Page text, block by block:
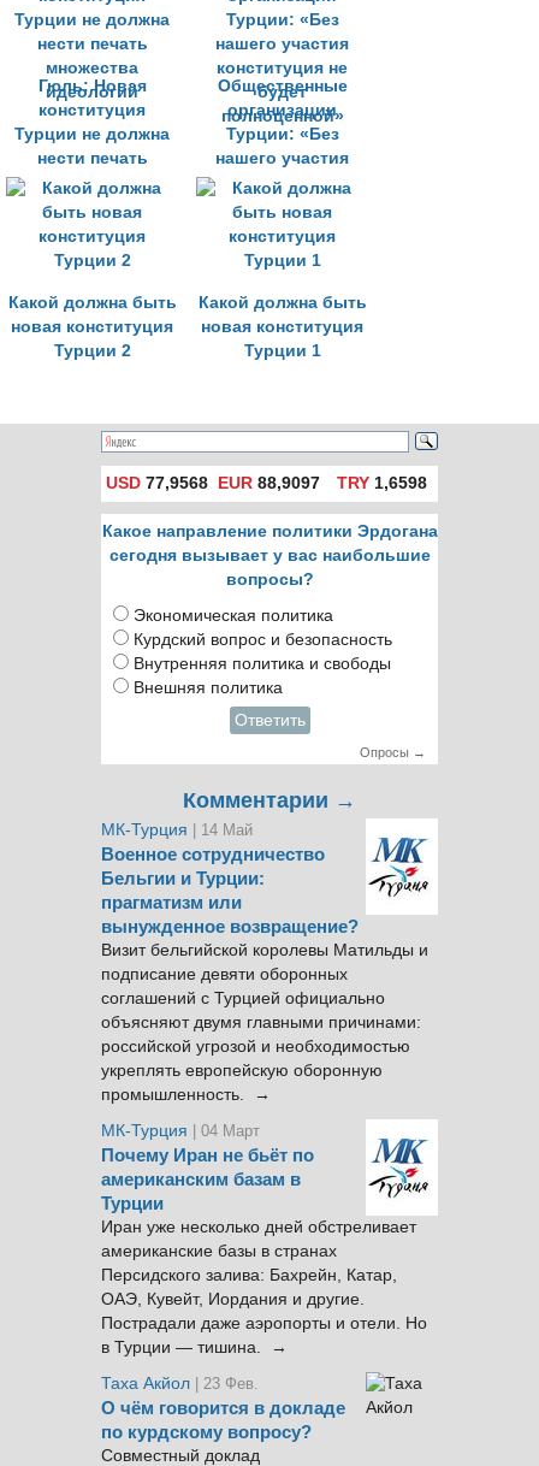
Гюль: Новая
конституция
Турции не должна
нести печать
множества
идеологий
Общественные
организации
Турции: «Без
нашего участия
конституция не
будет
полноценной»
Какой должна быть
новая конституция
Турции 2
Какой должна быть
новая конституция
Турции 1
USD 77,9568 EUR 88,9097 TRY1,6598
Какое направление политики Эрдогана
сегодня вызывает у вас наибольшие
вопросы?
Экономическая политика
Курдский вопрос и безопасность
Внутренняя политика и свободы
Внешняя политика
Ответить
Опросы →
Комментарии →
МК-Турция | 14 Май
Военное сотрудничество
Бельгии и Турции:
прагматизм или
вынужденное возвращение?
Визит бельгийской королевы Матильды и
подписание девяти оборонных
соглашений с Турцией официально
объясняют двумя главными причинами:
российской угрозой и необходимостью
укреплять европейскую оборонную
промышленность. →
МК-Турция
| 04 Март
Почему Иран не бьёт по
американским базам в
Турции
Иран уже несколько дней обстреливает
американские базы в странах
Персидского залива: Бахрейн, Катар,
ОАЭ, Кувейт, Иордания и другие.
Пострадали даже аэропорты и отели. Но
в Турции — тишина. →
Таха Акйол | 23 Фев.
О чём говорится в докладе
по курдскому вопросу?
Совместный доклад